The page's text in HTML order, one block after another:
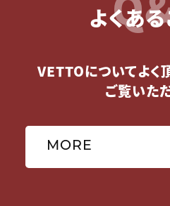
よくあ
VETTOについてよく
ご覧いた
MORE